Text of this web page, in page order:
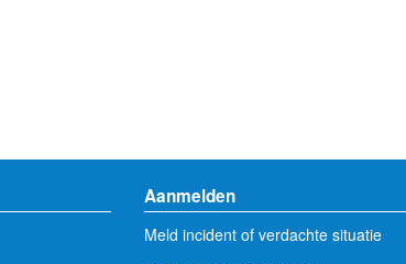
Aanmelden
Meld incident of verdachte situatie